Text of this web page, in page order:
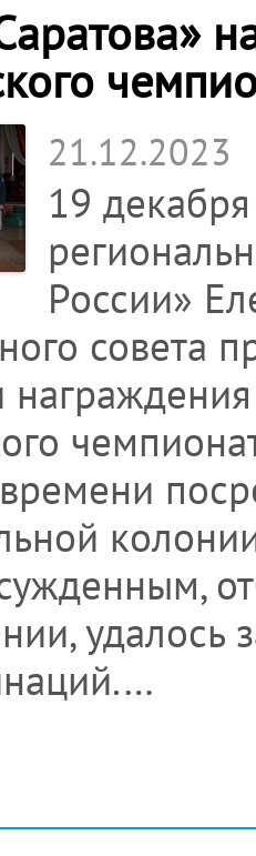
21.12.2023
19
России»
совета
удалось